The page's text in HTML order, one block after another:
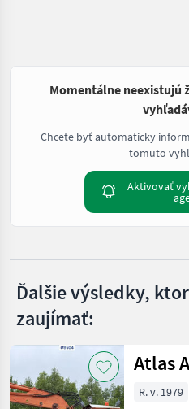
Momentálne neexistujú
Chcete byť automaticky
tomuto
Aktivovať
Ďalšie výsledky,
zaujímať:
Atlas
R. v. 1979